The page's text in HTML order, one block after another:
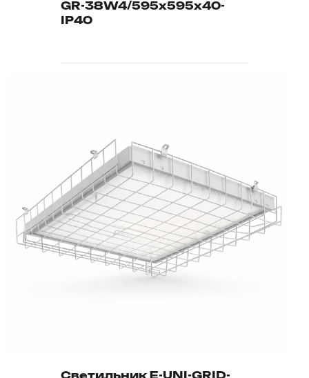
GR-38W4/595х595х40-
IP40